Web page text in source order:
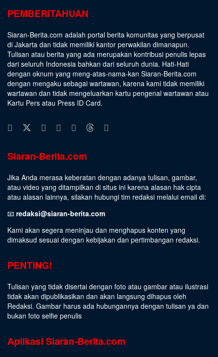
PEMBERITAHUAN
Siaran-Berita.com adalah portal berita komunitas yang berpusat
di Jakarta dan tidak memiliki kantor perwakilan dimanapun.
Tulisan atau berita yang ada merupakan kontribusi penulis lepas
dari seluruh Indonesia bahkan dari seluruh dunia. Hati-Hati
dengan oknum yang meng-atas-nama-kan Siaran-Berita.com
dengan mengaku sebagai wartawan, karena kami tidak memiliki
wartawan dan tidak mengeluarkan kartu pengenal wartawan atau
Kartu Pers atau Press ID Card.
Siaran-Berita.com
Jika Anda merasa keberatan dengan adanya tulisan, gambar,
atau video yang ditampilkan di situs ini karena alasan hak cipta
atau alasan lainnya, silakan hubungi tim redaksi melalui email di:
📧 redaksi@siaran-berita.com
Kami akan segera meninjau dan menghapus konten yang
dimaksud sesuai dengan kebijakan dan pertimbangan redaksi.
PENTING!
Tulisan yang tidak disertai dengan foto atau gambar atau ilustrasi
tidak akan dipublikasikan dan akan langsung dihapus oleh
Redaksi. Gambar harus ada hubungannya dengan tulisan ya dan
bukan foto selfie penulis
Aplikasi Siaran-Berita.com